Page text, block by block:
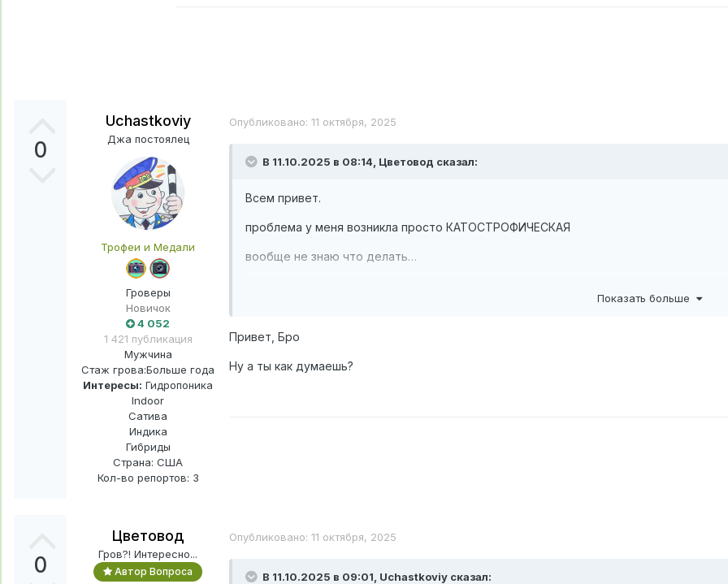
0
Uchastkoviy
Джа постоялец
Трофеи и Медали
Гроверы
Новичок
4 052
1 421 публикация
Мужчина
Стаж грова:Больше года
Интересы: Гидропоника
Indoor
Сатива
Индика
Гибриды
Страна: США
Кол-во репортов: 3
Опубликовано: 11 октября, 2025
В 11.10.2025 в 08:14, Цветовод сказал:
Всем привет.
проблема у меня возникла просто КАТОСТРОФИЧЕСКАЯ
вообще не знаю что делать…
НО погода (как на скриншоте) полный пиздец. Сами шишки не сильно плотные
есть шанс высушить? Или морозов ждать если не сгниёт?
Показать больше
Привет, Бро
Ну а ты как думаешь?
0
Цветовод
Гров?! Интересно...
Автор Вопроса
Опубликовано: 11 октября, 2025
В 11.10.2025 в 09:01, Uchastkoviy сказал: